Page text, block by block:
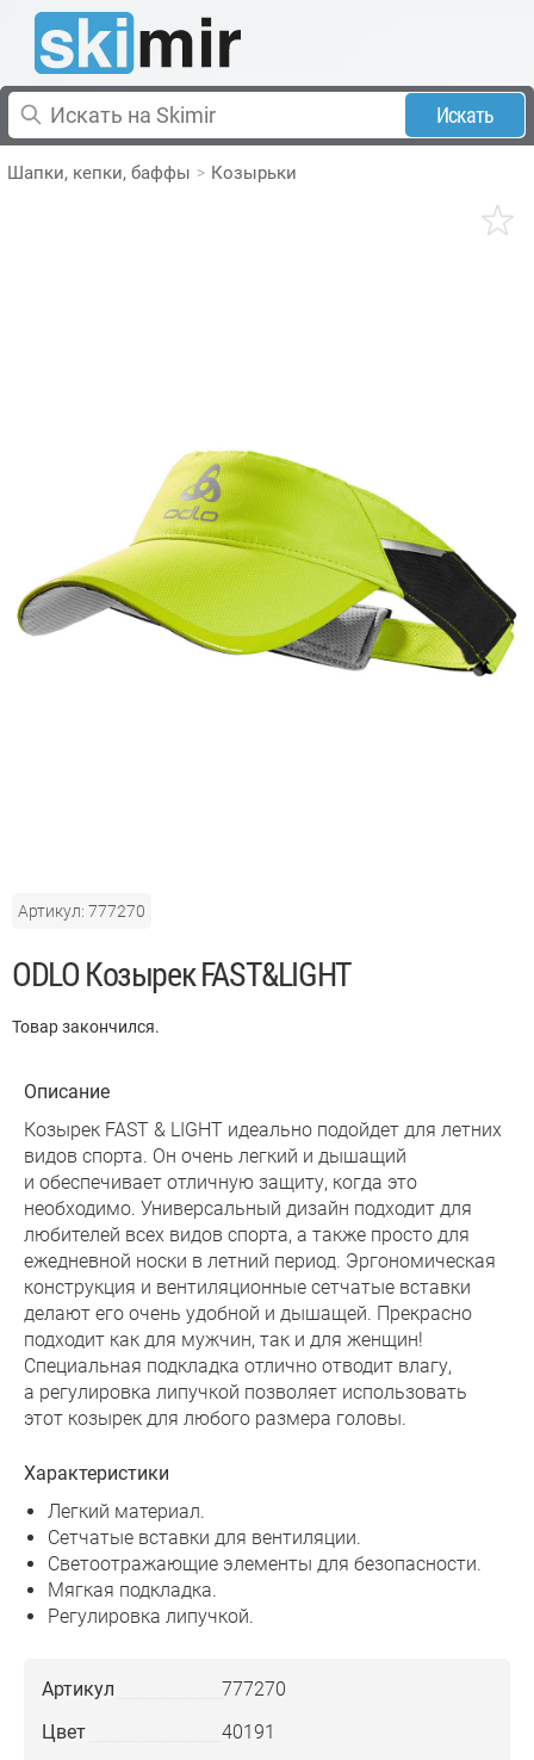
Искать
Шапки, кепки, баффы Козырьки
Артикул: 777270
ODLO Козырек FAST&LIGHT
Товар закончился.
Описание
Козырек FAST & LIGHT идеально подойдет для летних
видов спорта. Он очень легкий и дышащий
и обеспечивает отличную защиту, когда это
необходимо. Универсальный дизайн подходит для
любителей всех видов спорта, а также просто для
ежедневной носки в летний период. Эргономическая
конструкция и вентиляционные сетчатые вставки
делают его очень удобной и дышащей. Прекрасно
подходит как для мужчин, так и для женщин!
Специальная подкладка отлично отводит влагу,
а регулировка липучкой позволяет использовать
этот козырек для любого размера головы.
Характеристики
Легкий материал.
Сетчатые вставки для вентиляции.
Светоотражающие элементы для безопасности.
Мягкая подкладка.
Регулировка липучкой.
Артикул
777270
Цвет
40191